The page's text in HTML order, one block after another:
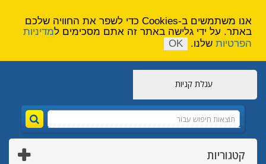
עגלת קניות
קטגוריות
אנו משתמשים ב-Cookies כדי לשפר את החוויה שלכם
באתר. על ידי גלישה באתר זה אתם מסכימים למדיניות
הפרטיות שלנו. OK